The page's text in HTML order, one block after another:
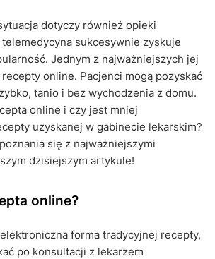
dotyczy również opieki
sukcesywnie zyskuje
Jednym z najważniejszych jej
online. Pacjenci mogą pozyskać
tanio i bez wychodzenia z domu.
online i czy jest mniej
uzyskanej w gabinecie lekarskim?
się z najważniejszymi
dzisiejszym artykule!
online?
forma tradycyjnej recepty,
po konsultacji z lekarzem